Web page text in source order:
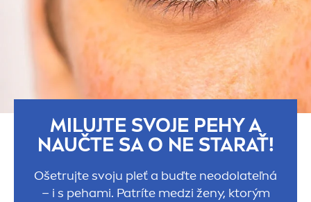
MILUJTE SVOJE PEHY A
NAUČTE SA O NE STARAŤ!
Ošetrujte svoju pleť a buďte neodolateľná
– i s pehami. Patríte medzi ženy, ktorým